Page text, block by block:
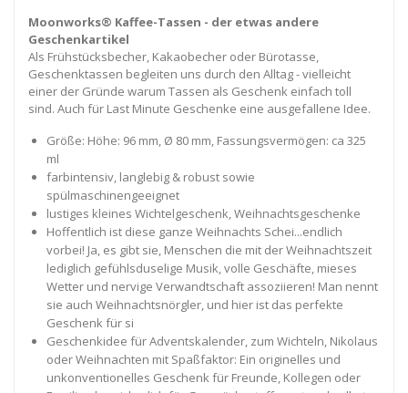
Moonworks® Kaffee-Tassen - der etwas andere
Geschenkartikel
Als Frühstücksbecher, Kakaobecher oder Bürotasse,
Geschenktassen begleiten uns durch den Alltag - vielleicht
einer der Gründe warum Tassen als Geschenk einfach toll
sind. Auch für Last Minute Geschenke eine ausgefallene Idee.
Größe: Höhe: 96 mm, Ø 80 mm, Fassungsvermögen: ca 325
ml
farbintensiv, langlebig & robust sowie
spülmaschinengeeignet
lustiges kleines Wichtelgeschenk, Weihnachtsgeschenke
Hoffentlich ist diese ganze Weihnachts Schei...endlich
vorbei! Ja, es gibt sie, Menschen die mit der Weihnachtszeit
lediglich gefühlsduselige Musik, volle Geschäfte, mieses
Wetter und nervige Verwandtschaft assoziieren! Man nennt
sie auch Weihnachtsnörgler, und hier ist das perfekte
Geschenk für si
Geschenkidee für Adventskalender, zum Wichteln, Nikolaus
oder Weihnachten mit Spaßfaktor: Ein originelles und
unkonventionelles Geschenk für Freunde, Kollegen oder